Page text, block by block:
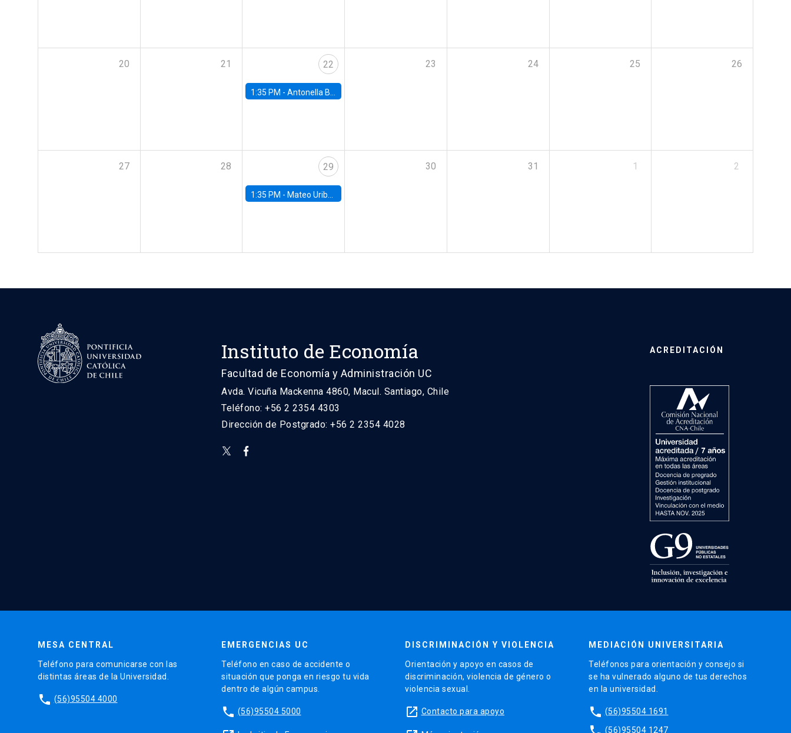
20 21 22
1:35 PM -Antonella Bancalari, Institute for Fiscal Studies (IFS) and Research Associate at University College London (UCL)
23 24 25 26
27 28 29
1:35 PM - Mateo Uribe-Castro, Universidad de los Andes (Colombia)
30 31 1 2
Instituto de Economía
Facultad de Economía y Administración UC
Avda. Vicuña Mackenna 4860, Macul. Santiago, Chile
Teléfono: +56 2 2354 4303
Dirección de Postgrado: +56 2 2354 4028
ACREDITACIÓN
MESA CENTRAL
Teléfono para comunicarse con las
distintas áreas de la Universidad.
phone (56)95504 4000
EMERGENCIAS UC
Teléfono en caso de accidente o
situación que ponga en riesgo tu vida
dentro de algún campus.
phone (56)95504 5000
DISCRIMINACIÓN Y VIOLENCIA
Orientación y apoyo en casos de
discriminación, violencia de género o
violencia sexual.
launch Contacto para apoyo
MEDIACIÓN UNIVERSITARIA
Teléfonos para orientación y consejo si
se ha vulnerado alguno de tus derechos
en la universidad.
phone (56)95504 1691
(56)95504 1247